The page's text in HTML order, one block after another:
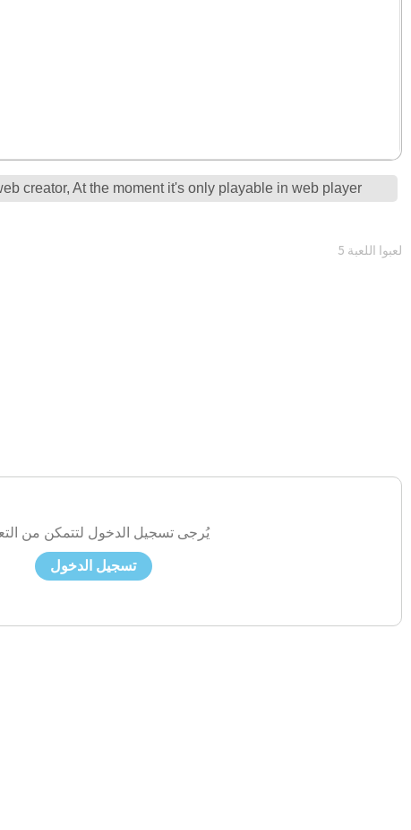
creator, At the moment it's only playable in web player
5 لعبوا اللعبة
يُرجى تسجيل الدخول لتتمكن من
تسجيل الدخول